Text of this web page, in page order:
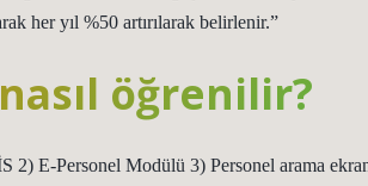
her yıl %50 artırılarak belirlenir.”
öğrenilir?
2) E-Personel Modülü 3) Personel arama